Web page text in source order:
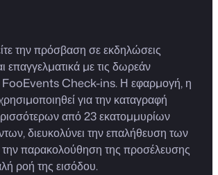
την πρόσβαση σε εκδηλώσεις
επαγγελματικά με τις δωρεάν
FooEvents Check-ins. Η εφαρμογή, η
για την καταγραφή
από 23 εκατομμυρίων
διευκολύνει την επαλήθευση των
την παρακολούθηση της προσέλευσης
ροή της εισόδου.